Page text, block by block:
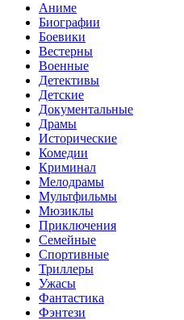
Аниме
Биографии
Боевики
Вестерны
Военные
Детективы
Детские
Документальные
Драмы
Исторические
Комедии
Криминал
Мелодрамы
Мультфильмы
Мюзиклы
Приключения
Семейные
Спортивные
Триллеры
Ужасы
Фантастика
Фэнтези